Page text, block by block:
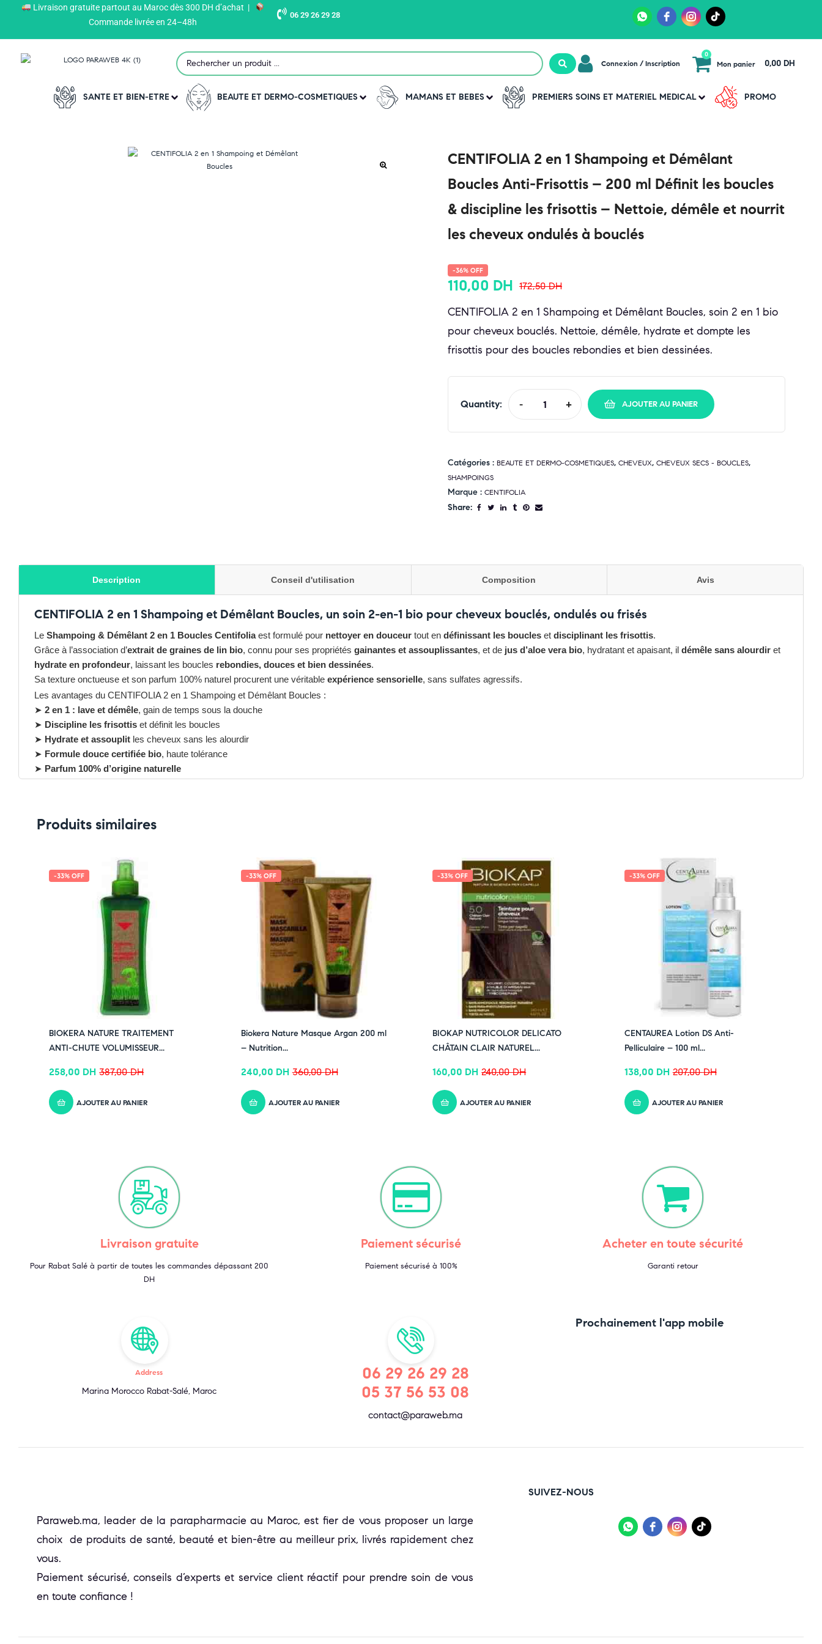
Livraison gratuite partout au Maroc dès 300 DH d’achat |
Commande livrée en 24–48h
06 29 26 29 28
Connexion / Inscription Mon panier
0
0,00 DH
SANTE ET BIEN-ETRE BEAUTE ET DERMO-COSMETIQUES MAMANS ET BEBES PREMIERS SOINS ET MATERIEL MEDICAL PROMO
Produits > CENTIFOLIA >
CENTIFOLIA 2 en 1 Shampoing et Démêlant
Boucles Anti-Frisottis – 200 ml Définit les boucles
& discipline les frisottis – Nettoie, démêle et nourrit
les cheveux ondulés à bouclés
-36% OFF
172,50DH
110,00 DH
CENTIFOLIA 2 en 1 Shampoing et Démêlant Boucles, soin 2 en 1 bio
pour cheveux bouclés. Nettoie, démêle, hydrate et dompte les
frisottis pour des boucles rebondies et bien dessinées.
Quantity: - + AJOUTER AU PANIER
Catégories : BEAUTE ET DERMO-COSMETIQUES, CHEVEUX, CHEVEUX SECS - BOUCLES,
SHAMPOINGS
Marque : CENTIFOLIA
Share:
Description Conseil d'utilisation Composition Avis
CENTIFOLIA 2 en 1 Shampoing et Démêlant Boucles, un soin 2-en-1 bio pour cheveux bouclés, ondulés ou frisés
Le Shampoing & Démêlant 2 en 1 Boucles Centifoliaest formulé pour nettoyer en douceur tout en définissant les boucles et disciplinant les frisottis.
Grâce à l’association d’extrait de graines de lin bio, connu pour ses propriétés gainantes et assouplissantes, et de jus d’aloe vera bio, hydratant et apaisant, il démêle sans alourdir et
hydrate en profondeur, laissant les boucles rebondies, douces et bien dessinées.
Sa texture onctueuse et son parfum 100% naturel procurent une véritable expérience sensorielle, sans sulfates agressifs.
Les avantages du CENTIFOLIA 2 en 1 Shampoing et Démêlant Boucles :
➤ 2 en 1 : lave et démêle, gain de temps sous la douche
➤ Discipline les frisottis et définit les boucles
➤ Hydrate et assouplit les cheveux sans les alourdir
➤ Formule douce certifiée bio, haute tolérance
➤ Parfum 100% d’origine naturelle
✔ Suivez-nous sur TikTok – cliquez ici
Produits similaires
-33% OFF
BIOKERA NATURE TRAITEMENT
ANTI-CHUTE VOLUMISSEUR...
387,00DH
258,00 DH
AJOUTER AU PANIER
-33% OFF
Biokera Nature Masque Argan 200 ml
– Nutrition...
360,00DH
240,00 DH
AJOUTER AU PANIER
-33% OFF
BIOKAP NUTRICOLOR DELICATO
CHÂTAIN CLAIR NATUREL...
240,00DH
160,00 DH
AJOUTER AU PANIER
-33% OFF
CENTAUREA Lotion DS Anti-
Pelliculaire – 100 ml...
207,00DH
138,00 DH
AJOUTER AU PANIER
Livraison gratuite
Pour Rabat Salé à partir de toutes les commandes dépassant 200
DH
Paiement sécurisé
Paiement sécurisé à 100%
Acheter en toute sécurité
Garanti retour
Address
Marina Morocco Rabat-Salé, Maroc
06 29 26 29 28
05 37 56 53 08
contact@paraweb.ma
Prochainement l'app mobile
Paraweb.ma, leader de la parapharmacie au Maroc, est fier de vous proposer un large
choix de produits de santé, beauté et bien-être au meilleur prix, livrés rapidement chez
vous.
Paiement sécurisé, conseils d’experts et service client réactif pour prendre soin de vous
en toute confiance !
SUIVEZ-NOUS